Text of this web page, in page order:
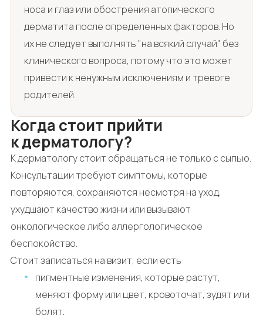
носа и глаз или обострения атопического
дерматита после определенных факторов. Но
их не следует выполнять "на всякий случай" без
клинического вопроса, потому что это может
привести к ненужным исключениям и тревоге
родителей.
Когда стоит прийти
к дерматологу?
К дерматологу стоит обращаться не только с сыпью.
Консультации требуют симптомы, которые
повторяются, сохраняются несмотря на уход,
ухудшают качество жизни или вызывают
онкологическое либо аллергологическое
беспокойство.
Стоит записаться на визит, если есть:
пигментные изменения, которые растут,
меняют форму или цвет, кровоточат, зудят или
болят,